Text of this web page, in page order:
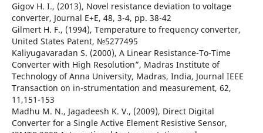
Gigov H. I., (2013), Novel resistance deviation to voltage
converter, Journal E+E, 48, 3-4, рр. 38-42
Gilmert H. F., (1994), Temperature to frequency converter,
United States Patent, №5277495
Kaliyugavaradan S. (2000), A Linear Resistance-To-Time
Converter with High Resolution”, Madras Institute of
Technology of Anna University, Madras, India, Journal IEEE
Transaction on in-strumentation and measurement, 62,
11,151-153
Madhu M. N., Jagadeesh K. V., (2009), Direct Digital
Converter for a Single Active Element Resistive Sensor,